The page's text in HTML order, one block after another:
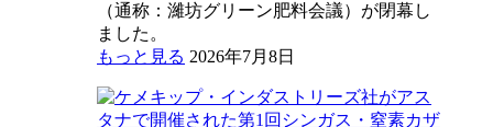
（通称：濰坊グリーン肥料会議）が閉幕し
ました。
もっと見る 2026年7月8日